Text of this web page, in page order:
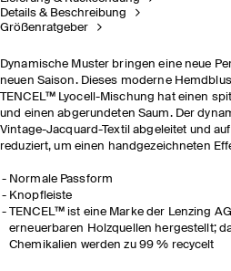
Details & Beschreibung
Größenratgeber
Dynamische Muster bringen eine neue
neuen Saison. Dieses moderne
TENCEL™ Lyocell-Mischung hat einen
und einen abgerundeten Saum. Der
Vintage-Jacquard-Textil abgeleitet und
reduziert, um einen handgezeichneten
Normale Passform
Knopfleiste
TENCEL™ ist eine Marke der Lenzing
erneuerbaren Holzquellen hergestellt;
Chemikalien werden zu 99 % recycelt